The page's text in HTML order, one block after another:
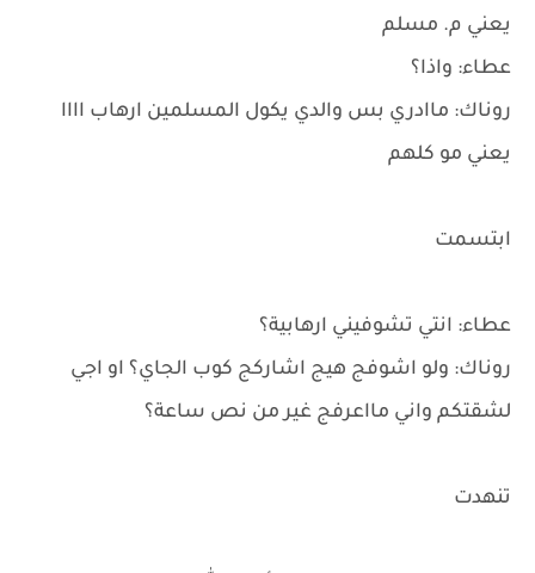
يعني م. مسلم
عطاء: واذا؟
روناك: ماادري بس والدي يكول المسلمين ارهاب اااا
يعني مو كلهم
ابتسمت
عطاء: انتي تشوفيني ارهابية؟
روناك: ولو اشوفج هيج اشاركج كوب الجاي؟ او اجي
لشقتكم واني مااعرفج غير من نص ساعة؟
تنهدت